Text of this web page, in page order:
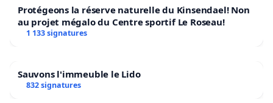
Protégeons la réserve naturelle du Kinsendael! Non
au projet mégalo du Centre sportif Le Roseau!
1 133 signatures
Sauvons l'immeuble le Lido
832 signatures